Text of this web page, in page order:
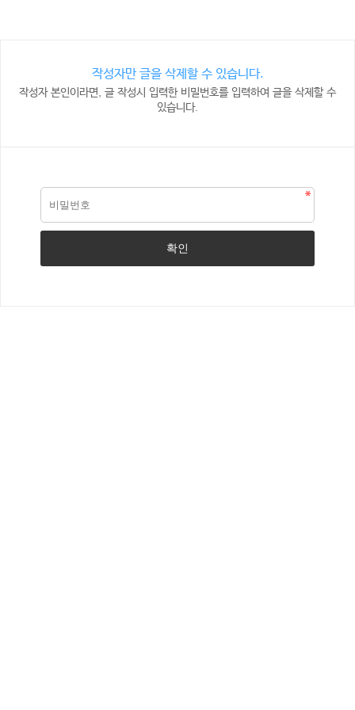
작성자만 글을 삭제할 수 있습니다.
작성자 본인이라면, 글 작성시 입력한 비밀번호를 입력하여 글을 삭제할 수
있습니다.